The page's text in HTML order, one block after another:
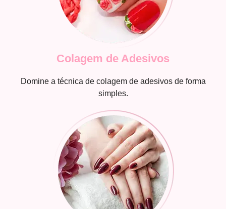
Colagem de Adesivos
Domine a técnica de colagem de adesivos de forma
simples.